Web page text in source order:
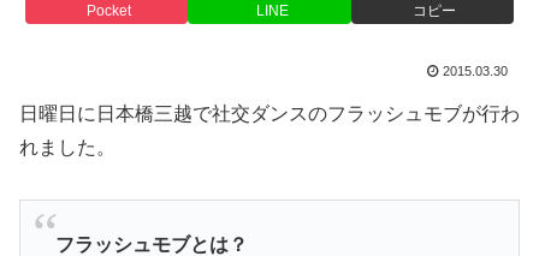
Pocket LINE コピー
2015.03.30
日曜日に日本橋三越で社交ダンスのフラッシュモブが行わ
れました。
フラッシュモブとは？